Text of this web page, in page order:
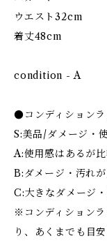
ウエスト32cm
着丈48cm
condition - A
●コンディションラ
S:美品/ダメージ・
A:使用感はあるが
B:ダメージ・汚れ
C:大きなダメージ
※コンディション
り、あくまでも目安